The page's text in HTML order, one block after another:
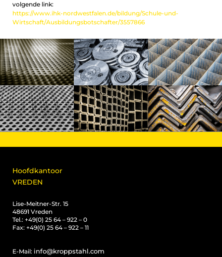
volgende link:
https://www.ihk-nordwestfalen.de/bildung/Schule-und-
Wirtschaft/Ausbildungsbotschafter/3557866
Hoofdkantoor
VREDEN
Lise-Meitner-Str. 15
48691 Vreden
Tel.: +49(0) 25 64 – 922 – 0
Fax: +49(0) 25 64 – 922 – 11
E-Mail: info@kroppstahl.com